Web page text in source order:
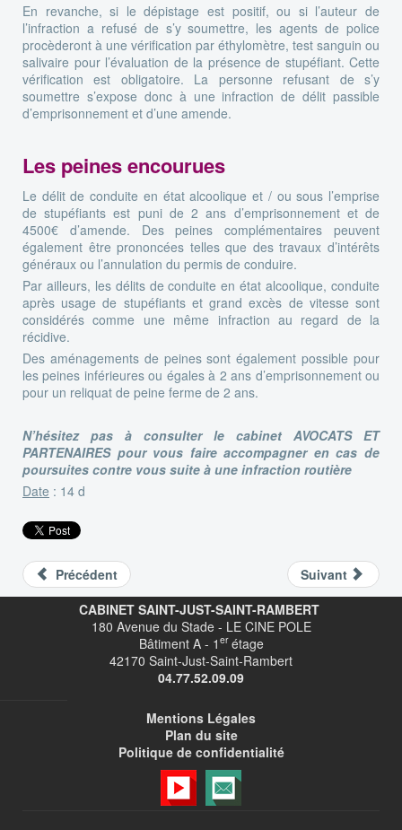
En revanche, si le dépistage est positif, ou si l’auteur de
l’infraction a refusé de s’y soumettre, les agents de police
procèderont à une vérification par éthylomètre, test sanguin ou
salivaire pour l’évaluation de la présence de stupéfiant. Cette
vérification est obligatoire. La personne refusant de s’y
soumettre s’expose donc à une infraction de délit passible
d’emprisonnement et d’une amende.
Les peines encourues
Le délit de conduite en état alcoolique et / ou sous l’emprise
de stupéfiants est puni de 2 ans d’emprisonnement et de
4500€ d’amende. Des peines complémentaires peuvent
également être prononcées telles que des travaux d’intérêts
généraux ou l’annulation du permis de conduire.
Par ailleurs, les délits de conduite en état alcoolique, conduite
après usage de stupéfiants et grand excès de vitesse sont
considérés comme une même infraction au regard de la
récidive.
Des aménagements de peines sont également possible pour
les peines inférieures ou égales à 2 ans d’emprisonnement ou
pour un reliquat de peine ferme de 2 ans.
N’hésitez pas à consulter le cabinet AVOCATS ET
PARTENAIRES pour vous faire accompagner en cas de
poursuites contre vous suite à une infraction routière
Date : 14 d
Précédent
Suivant
CABINET SAINT-JUST-SAINT-RAMBERT
180 Avenue du Stade - LE CINE POLE
Bâtiment A - 1 er étage
42170 Saint-Just-Saint-Rambert
04.77.52.09.09
Mentions Légales
Plan du site
Politique de confidentialité